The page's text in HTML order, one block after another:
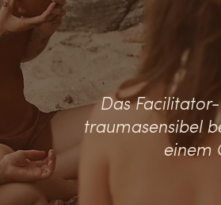
Das
traumasensibel
einem